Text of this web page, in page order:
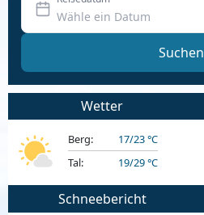
Suchen
Wetter
Berg:
17/23 °C
Tal:
19/29 °C
Schneebericht